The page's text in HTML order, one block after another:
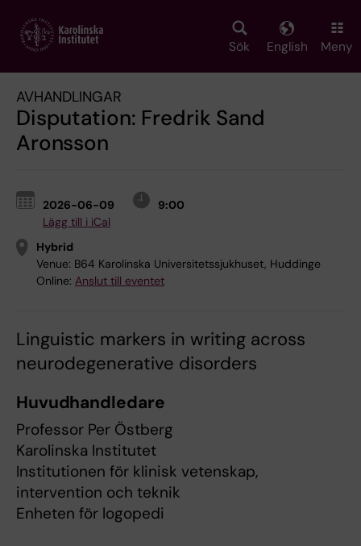
main
Sök English Meny
AVHANDLINGAR
Disputation: Fredrik Sand
Aronsson
2026-06-09
9:00
Lägg till i iCal
Hybrid
Venue: B64 Karolinska Universitetssjukhuset, Huddinge
Online: Anslut till eventet
Linguistic markers in writing across
neurodegenerative disorders
Huvudhandledare
Professor Per Östberg
Karolinska Institutet
Institutionen för klinisk vetenskap,
intervention och teknik
Enheten för logopedi